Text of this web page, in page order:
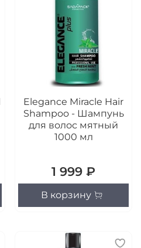
Elegance Miracle Hair
Shampoo - Шампунь
для волос мятный
1000 мл
1 999 ₽
В корзину